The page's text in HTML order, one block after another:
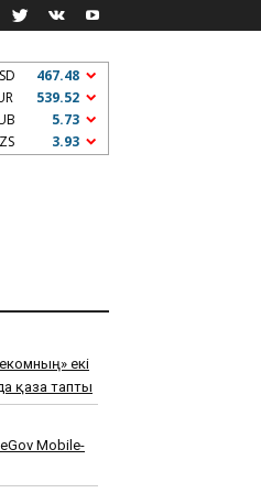
467.48
539.52
5.73
3.93
екі
қаза тапты
Mobile-